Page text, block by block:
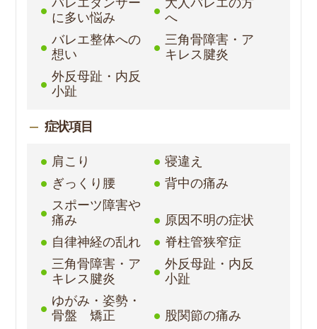
に多い悩み
へ
バレエ整体への
想い
三角骨障害・ア
キレス腱炎
外反母趾・内反
小趾
症状項目
肩こり
寝違え
ぎっくり腰
背中の痛み
スポーツ障害や
痛み
原因不明の症状
自律神経の乱れ
脊柱管狭窄症
三角骨障害・ア
キレス腱炎
外反母趾・内反
小趾
ゆがみ・姿勢・
骨盤 矯正
股関節の痛み